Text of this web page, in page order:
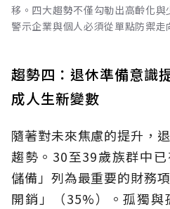
移。四大趨勢不僅勾勒出高齡化
警示企業與個人必須從單點防禦走
趨勢四：退休準備意識
成人生新變數
隨著對未來焦慮的提升，
趨勢。30至39歲族群中
儲備」列為最重要的財務
開銷」（35%）。孤獨